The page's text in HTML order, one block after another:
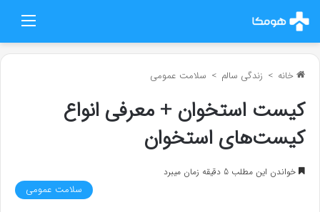
خانه > زندگی سالم > سلامت عمومی
کیست استخوان + معرفی انواع
کیست‌های استخوان
خواندن این مطلب 5 دقیقه زمان میبرد
سلامت عمومی